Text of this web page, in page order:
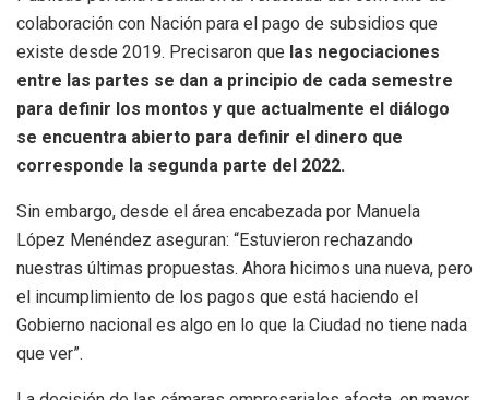
colaboración con Nación para el pago de subsidios que
existe desde 2019. Precisaron que las negociaciones
entre las partes se dan a principio de cada semestre
para definir los montos y que actualmente el diálogo
se encuentra abierto para definir el dinero que
corresponde la segunda parte del 2022.
Sin embargo, desde el área encabezada por Manuela
López Menéndez aseguran: “Estuvieron rechazando
nuestras últimas propuestas. Ahora hicimos una nueva, pero
el incumplimiento de los pagos que está haciendo el
Gobierno nacional es algo en lo que la Ciudad no tiene nada
que ver”.